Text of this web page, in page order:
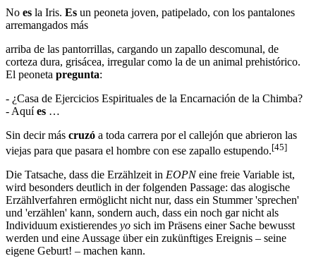
No es la Iris. Es un peoneta joven, patipelado, con los pantalones
arremangados más
arriba de las pantorrillas, cargando un zapallo descomunal, de
corteza dura, grisácea, irregular como la de un animal prehistórico.
El peoneta pregunta:
- ¿Casa de Ejercicios Espirituales de la Encarnación de la Chimba?
- Aquíes …
Sin decir más cruzó a toda carrera por el callejón que abrieron las
viejas para que pasara el hombre con ese zapallo estupendo.[45]
Die Tatsache, dass die Erzählzeit in EOPNeine freie Variable ist,
wird besonders deutlich in der folgenden Passage: das alogische
Erzählverfahren ermöglicht nicht nur, dass ein Stummer 'sprechen'
und 'erzählen' kann, sondern auch, dass ein noch gar nicht als
Individuum existierendes yo sich im Präsens einer Sache bewusst
werden und eine Aussage über ein zukünftiges Ereignis – seine
eigene Geburt! – machen kann.